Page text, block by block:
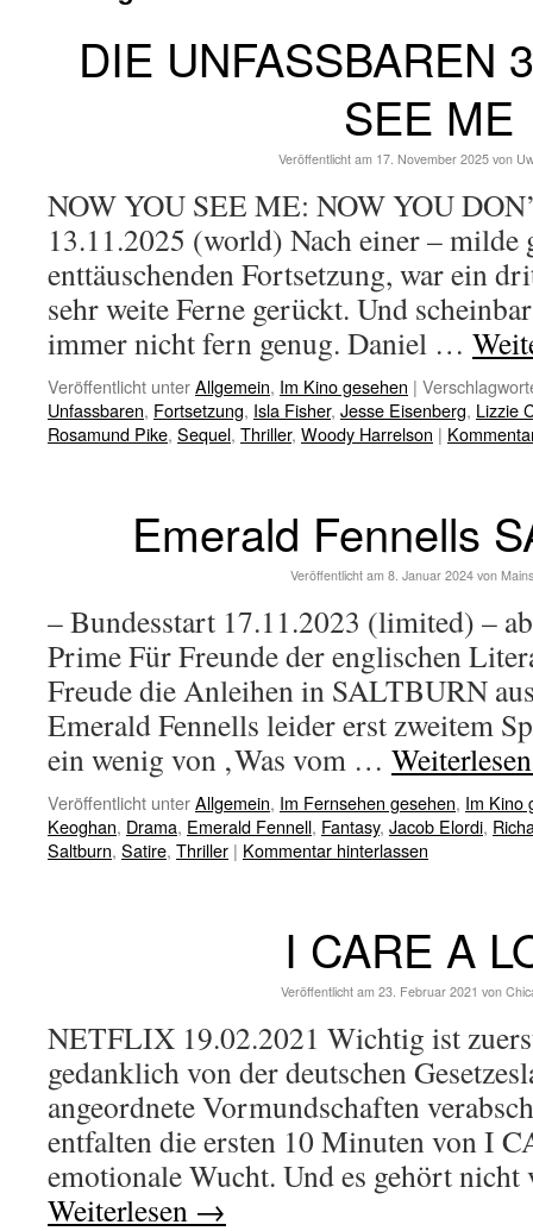
DIE UNFASSBAREN
SEE ME
Veröffentlicht am 17. November 2025 von
NOW YOU SEE ME: NOW YOU
13.11.2025 (world) Nach einer – milde
enttäuschenden Fortsetzung, war ein
sehr weite Ferne gerückt. Und
immer nicht fern genug. Daniel …
Veröffentlicht unterAllgemein, Im Kino gesehen |
Unfassbaren, Fortsetzung, Isla Fisher, Jesse Eisenberg, Lizzie
Rosamund Pike, Sequel, Thriller, Woody Harrelson |
Emerald Fennells
Veröffentlicht am 8. Januar 2024 von
– Bundesstart 17.11.2023 (limited) –
Prime Für Freunde der englischen
Freude die Anleihen in SALTBURN
Emerald Fennells leider erst zweitem
ein wenig von ‚Was vom …
Veröffentlicht unterAllgemein, Im Fernsehen gesehen, Im Kino
Keoghan, Drama, Emerald Fennell, Fantasy, Jacob Elordi,
Saltburn, Satire, Thriller | Kommentar hinterlassen
I CARE A
Veröffentlicht am 23. Februar 2021 von
NETFLIX 19.02.2021 Wichtig ist
gedanklich von der deutschen
angeordnete Vormundschaften
entfalten die ersten 10 Minuten von I
emotionale Wucht. Und es gehört
Weiterlesen →